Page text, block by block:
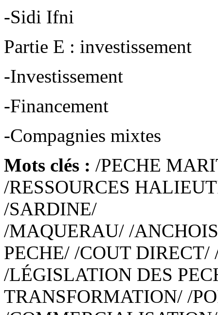
-Sidi Ifni
Partie E : investissement
-Investissement
-Financement
-Compagnies mixtes
Mots clés : /PECHE
/RESSOURCES
/SARDINE/
/MAQUERAU/ /
PECHE/ /COUT
/LÉGISLATION DES
TRANSFORMATION/ /